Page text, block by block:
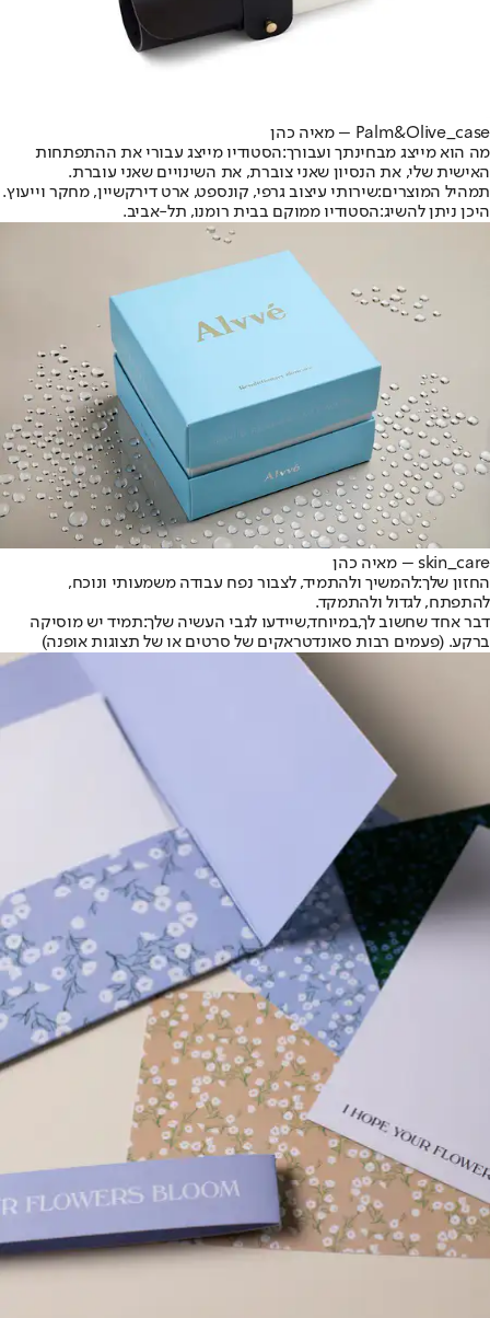
Palm&Olive_case – מאיה כהן
מה הוא מייצג מבחינתך ועבורך:הסטודיו מייצג עבורי את ההתפתחות
האישית שלי, את הנסיון שאני צוברת, את השינויים שאני עוברת.
תמהיל המוצרים:שירותי עיצוב גרפי, קונספט, ארט דירקשיין, מחקר וייעוץ.
היכן ניתן להשיג:הסטודיו ממוקם בבית רומנו, תל-אביב.
skin_care – מאיה כהן
החזון שלך:להמשיך ולהתמיד, לצבור נפח עבודה משמעותי ונוכח,
להתפתח, לגדול ולהתמקד.
דבר אחד שחשוב לך,במיוחד,שיידעו לגבי העשיה שלך:תמיד יש מוסיקה
ברקע. (פעמים רבות סאונדטראקים של סרטים או של תצוגות אופנה)